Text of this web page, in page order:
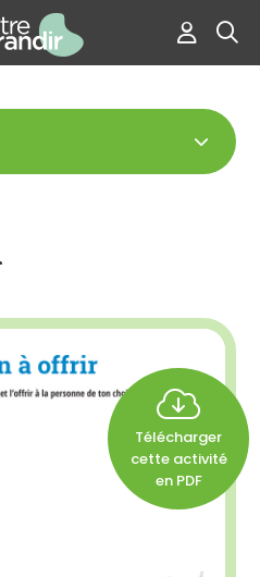
Télécharger
cette activité
en PDF